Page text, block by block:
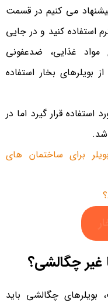
می کنیم در قسمت
استفاده کنید و در جایی
مواد غذایی، ضدعفونی
بویلرهای بخار استفاده
استفاده قرار گیرد اما در
برای ساختمان های
بویلرهای چگالشی باید